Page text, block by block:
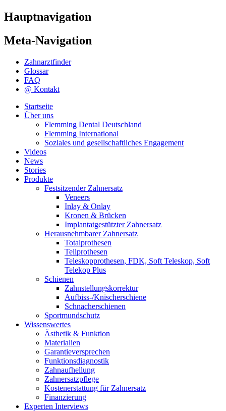
Hauptnavigation
Meta-Navigation
Zahnarztfinder
Glossar
FAQ
@ Kontakt
Startseite
Über uns
Flemming Dental Deutschland
Flemming International
Soziales und gesellschaftliches Engagement
Videos
News
Stories
Produkte
Festsitzender Zahnersatz
Veneers
Inlay & Onlay
Kronen & Brücken
Implantatgestützter Zahnersatz
Herausnehmbarer Zahnersatz
Totalprothesen
Teilprothesen
Teleskopprothesen, FDK, Soft Teleskop, Soft
Telekop Plus
Schienen
Zahnstellungskorrektur
Aufbiss-/Knischerschiene
Schnacherschienen
Sportmundschutz
Wissenswertes
Ästhetik & Funktion
Materialien
Garantieversprechen
Funktionsdiagnostik
Zahnaufhellung
Zahnersatzpflege
Kostenerstattung für Zahnersatz
Finanzierung
Experten Interviews